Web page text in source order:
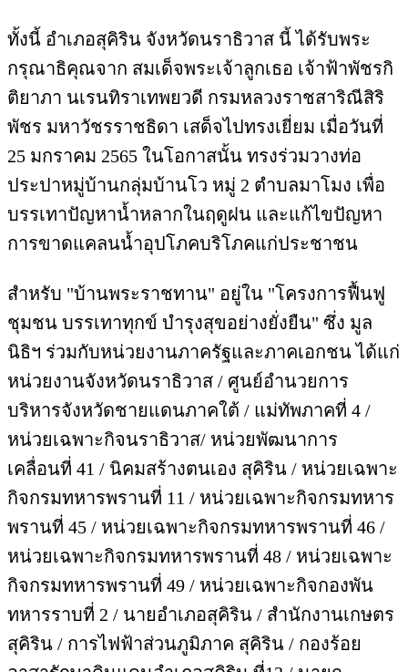
ทั้งนี้ อำเภอสุคิริน จังหวัดนราธิวาส นี้ ได้รับพระ
กรุณาธิคุณจาก สมเด็จพระเจ้าลูกเธอ เจ้าฟ้าพัชรกิ
ติยาภา นเรนทิราเทพยวดี กรมหลวงราชสาริณีสิริ
พัชร มหาวัชรราชธิดา เสด็จไปทรงเยี่ยม เมื่อวันที่
25 มกราคม 2565 ในโอกาสนั้น ทรงร่วมวางท่อ
ประปาหมู่บ้านกลุ่มบ้านโว หมู่ 2 ตำบลมาโมง เพื่อ
บรรเทาปัญหาน้ำหลากในฤดูฝน และแก้ไขปัญหา
การขาดแคลนน้ำอุปโภคบริโภคแก่ประชาชน
สำหรับ "บ้านพระราชทาน" อยู่ใน "โครงการฟื้นฟู
ชุมชน บรรเทาทุกข์ บำรุงสุขอย่างยั่งยืน" ซึ่ง มูล
นิธิฯ ร่วมกับหน่วยงานภาครัฐและภาคเอกชน ได้แก่
หน่วยงานจังหวัดนราธิวาส / ศูนย์อำนวยการ
บริหารจังหวัดชายแดนภาคใต้ / แม่ทัพภาคที่ 4 /
หน่วยเฉพาะกิจนราธิวาส/ หน่วยพัฒนาการ
เคลื่อนที่ 41 / นิคมสร้างตนเอง สุคิริน / หน่วยเฉพาะ
กิจกรมทหารพรานที่ 11 / หน่วยเฉพาะกิจกรมทหาร
พรานที่ 45 / หน่วยเฉพาะกิจกรมทหารพรานที่ 46 /
หน่วยเฉพาะกิจกรมทหารพรานที่ 48 / หน่วยเฉพาะ
กิจกรมทหารพรานที่ 49 / หน่วยเฉพาะกิจกองพัน
ทหารราบที่ 2 / นายอำเภอสุคิริน / สำนักงานเกษตร
สุคิริน / การไฟฟ้าส่วนภูมิภาค สุคิริน / กองร้อย